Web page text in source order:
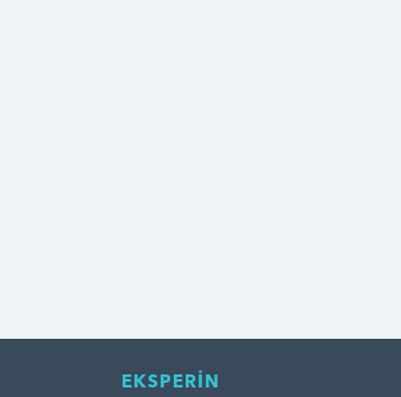
EKSPERİN